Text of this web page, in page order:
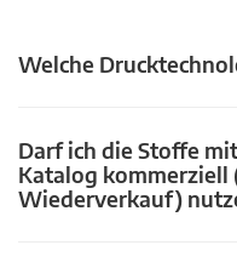
Welche
Darf ich die Stoffe
Katalog kommerziell
Wiederverkauf)